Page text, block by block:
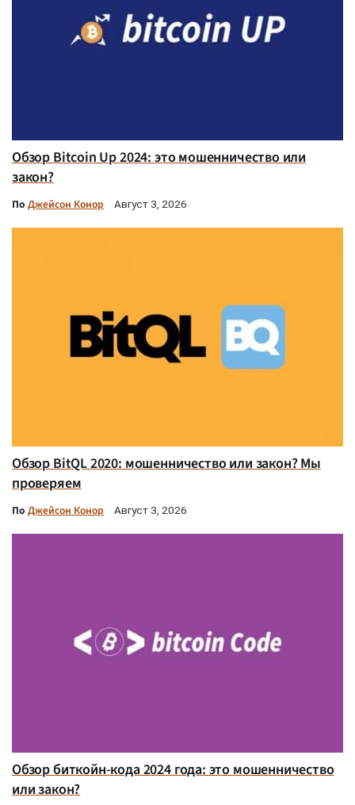
Обзор Bitcoin Up 2024: это мошенничество или
закон?
По Джейсон Конор Август 3, 2026
Обзор BitQL 2020: мошенничество или закон? Мы
проверяем
По Джейсон Конор Август 3, 2026
Обзор биткойн-кода 2024 года: это мошенничество
или закон?